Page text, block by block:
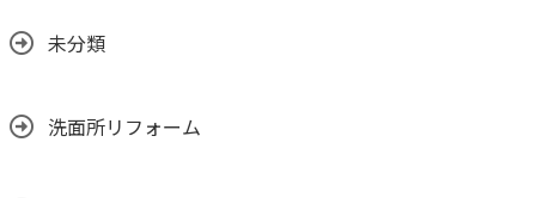
未分類
洗面所リフォーム